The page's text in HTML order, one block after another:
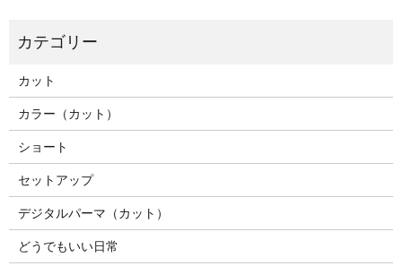
カット
カラー（カット）
ショート
セットアップ
デジタルパーマ（カット）
どうでもいい日常